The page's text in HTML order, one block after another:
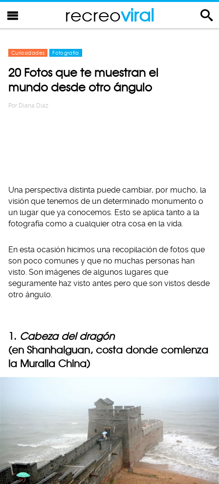
recreoviral
Curiosidades Fotografia
20 Fotos que te muestran el
mundo desde otro ángulo
Por Diana Diaz
Una perspectiva distinta puede cambiar, por mucho, la
visión que tenemos de un determinado monumento o
un lugar que ya conocemos. Esto se aplica tanto a la
fotografía como a cualquier otra cosa en la vida.
En esta ocasión hicimos una recopilación de fotos que
son poco comunes y que no muchas personas han
visto. Son imágenes de algunos lugares que
seguramente haz visto antes pero que son vistos desde
otro ángulo.
1. Cabeza del dragón
(en Shanhaiguan, costa donde comienza
la Muralla China)